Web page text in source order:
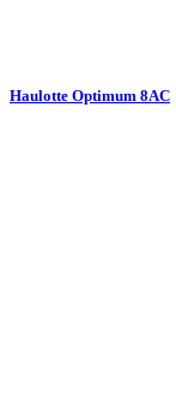
Haulotte Optimum 8AC